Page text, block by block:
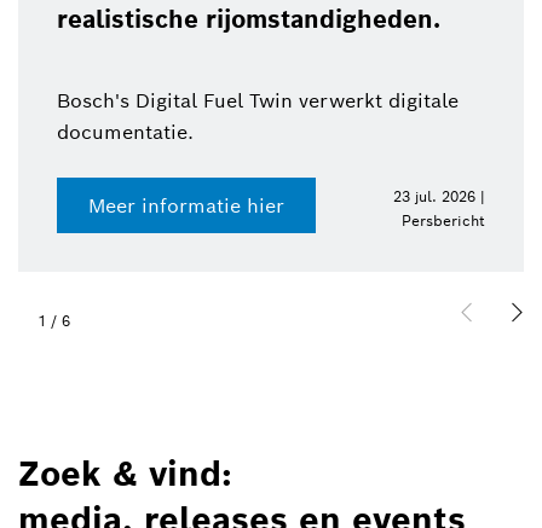
realistische rijomstandigheden.
Bosch's Digital Fuel Twin verwerkt digitale
documentatie.
Meer informatie hier
23 jul. 2026 |
Persbericht
1 / 6
Zoek & vind:
media, releases en events